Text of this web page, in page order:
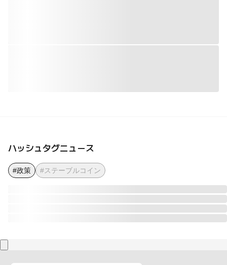
ハッシュタグニュース
#政策 #ステーブルコイン